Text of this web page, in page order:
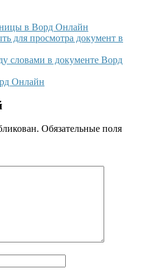
в Ворд Онлайн
для просмотра документ в
словами в документе Ворд
Онлайн
Обязательные поля